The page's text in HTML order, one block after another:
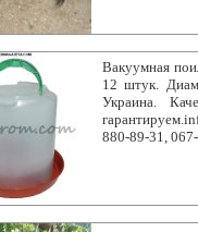
Вакуумная
12 штук.
Украина.
880-89-31,